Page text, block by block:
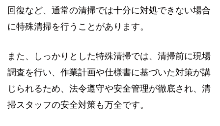
回復など、通常の清掃では十分に対処できない場合
に特殊清掃を行うことがあります。
また、しっかりとした特殊清掃では、清掃前に現場
調査を行い、作業計画や仕様書に基づいた対策が講
じられるため、法令遵守や安全管理が徹底され、清
掃スタッフの安全対策も万全です。